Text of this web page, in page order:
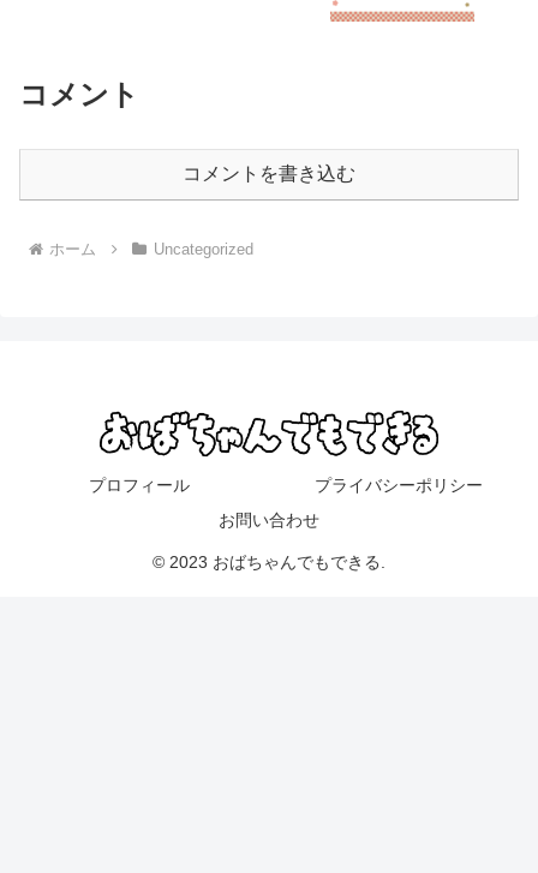
コメント
コメントを書き込む
ホーム Uncategorized
プロフィール
プライバシーポリシー
お問い合わせ
© 2023 おばちゃんでもできる.